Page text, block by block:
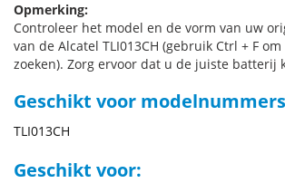
Opmerking:
Controleer het model en de vorm van uw
van de Alcatel TLI013CH (gebruik Ctrl + F
zoeken). Zorg ervoor dat u de juiste batterij
Geschikt voor
TLI013CH
Geschikt voor: